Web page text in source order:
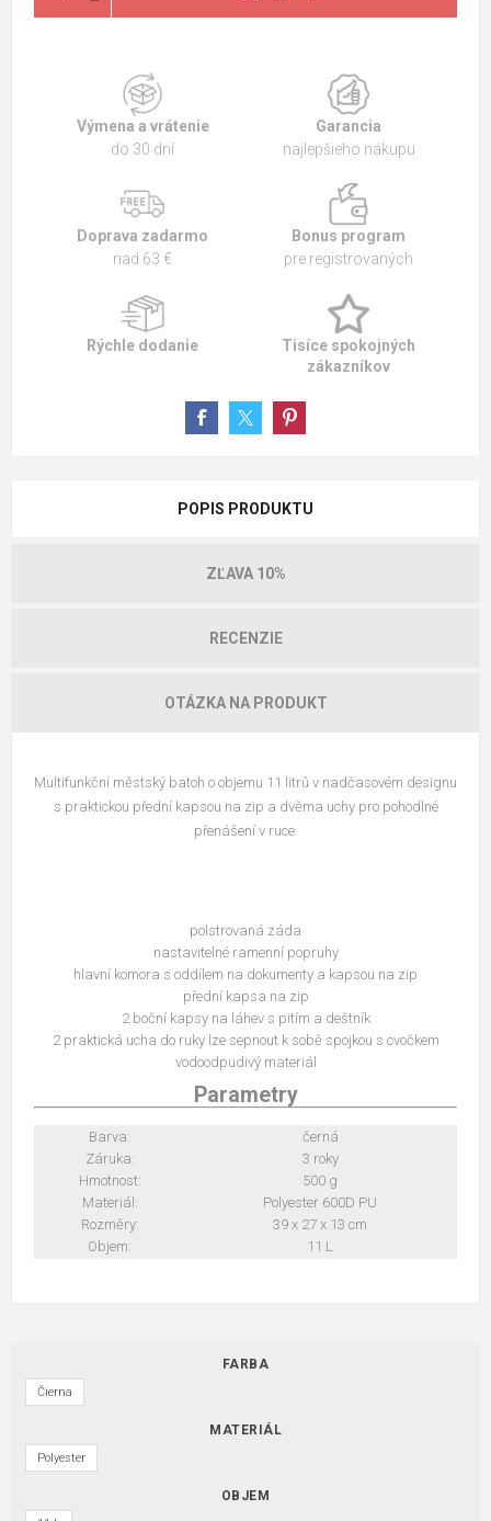
Výmena a vrátenie
do 30 dní
Garancia
najlepšieho nákupu
Doprava zadarmo
nad 63 €
Bonus program
pre registrovaných
Rýchle dodanie
Tisíce spokojných
zákazníkov
POPIS PRODUKTU
ZĽAVA 10%
RECENZIE
OTÁZKA NA PRODUKT
Multifunkční městský batoh o objemu 11 litrů v nadčasovém designu
s praktickou přední kapsou na zip a dvěma uchy pro pohodlné
přenášení v ruce.
polstrovaná záda
nastavitelné ramenní popruhy
hlavní komora s oddílem na dokumenty a kapsou na zip
přední kapsa na zip
2 boční kapsy na láhev s pitím a deštník
2 praktická ucha do ruky lze sepnout k sobě spojkou s cvočkem
vodoodpudivý materiál
Parametry
Barva:
černá
Záruka:
3 roky
Hmotnost:
500 g
Materiál:
Polyester 600D PU
Rozměry:
39 x 27 x 13 cm
Objem:
11 L
FARBA
Čierna
MATERIÁL
Polyester
OBJEM